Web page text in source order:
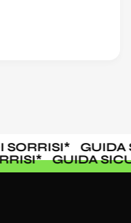
*
GUIDA
* GUIDA